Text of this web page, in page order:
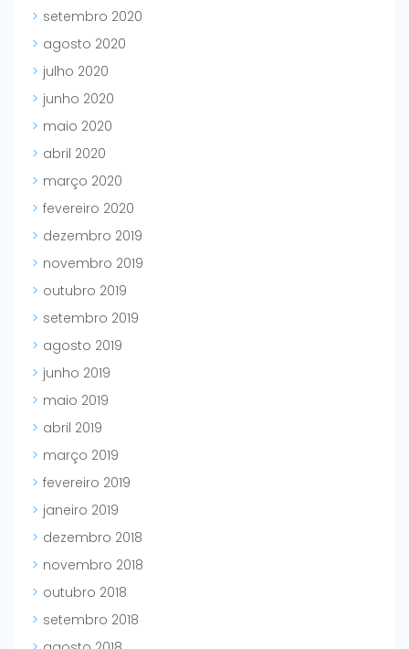
setembro 2020
agosto 2020
julho 2020
junho 2020
maio 2020
abril 2020
março 2020
fevereiro 2020
dezembro 2019
novembro 2019
outubro 2019
setembro 2019
agosto 2019
junho 2019
maio 2019
abril 2019
março 2019
fevereiro 2019
janeiro 2019
dezembro 2018
novembro 2018
outubro 2018
setembro 2018